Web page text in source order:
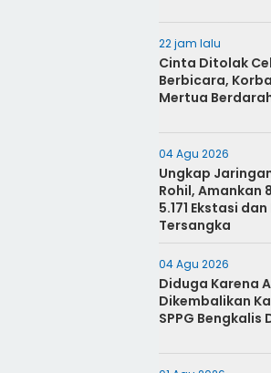
22 jam lalu
Cinta Ditolak
Berbicara,
Mertua
04 Agu 2026
Ungkap
Rohil, Amankan
5.171 Ekstasi dan
Tersangka
04 Agu 2026
Diduga Karena
Dikembalikan
SPPG Bengkalis